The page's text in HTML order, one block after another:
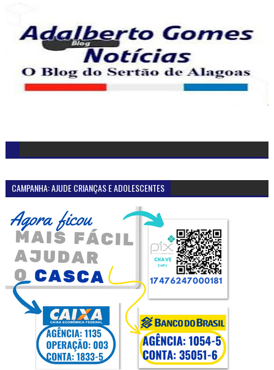
CAMPANHA: AJUDE CRIANÇAS E ADOLESCENTES